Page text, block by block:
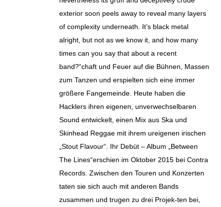
exterior soon peels away to reveal many layers
of complexity underneath. It’s black metal
alright, but not as we know it, and how many
times can you say that about a recent
band?“chaft und Feuer auf die Bühnen, Massen
zum Tanzen und erspielten sich eine immer
größere Fangemeinde. Heute haben die
Hacklers ihren eigenen, unverwechselbaren
Sound entwickelt, einen Mix aus Ska und
Skinhead Reggae mit ihrem ureigenen irischen
„Stout Flavour“. Ihr Debüt – Album „Between
The Lines“erschien im Oktober 2015 bei Contra
Records. Zwischen den Touren und Konzerten
taten sie sich auch mit anderen Bands
zusammen und trugen zu drei Projek-ten bei,